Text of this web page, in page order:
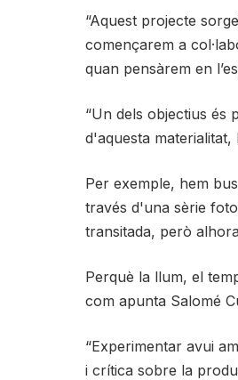
“Aquest projecte
començarem a
quan pensàrem en
“Un dels objectius és
d'aquesta
Per exemple, hem
través d'una sèrie
transitada, però
Perquè la llum, el
com apunta Salomé
“Experimentar avui
i crítica sobre la